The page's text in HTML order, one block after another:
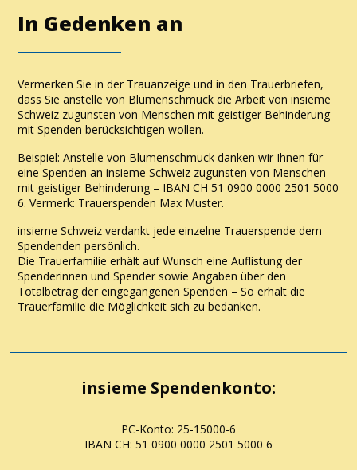
In Gedenken an
Vermerken Sie in der Trauanzeige und in den Trauerbriefen,
dass Sie anstelle von Blumenschmuck die Arbeit von insieme
Schweiz zugunsten von Menschen mit geistiger Behinderung
mit Spenden berücksichtigen wollen.
Beispiel: Anstelle von Blumenschmuck danken wir Ihnen für
eine Spenden an insieme Schweiz zugunsten von Menschen
mit geistiger Behinderung – IBAN CH 51 0900 0000 2501 5000
6. Vermerk: Trauerspenden Max Muster.
insieme Schweiz verdankt jede einzelne Trauerspende dem
Spendenden persönlich.
Die Trauerfamilie erhält auf Wunsch eine Auflistung der
Spenderinnen und Spender sowie Angaben über den
Totalbetrag der eingegangenen Spenden – So erhält die
Trauerfamilie die Möglichkeit sich zu bedanken.
insieme Spendenkonto:
PC-Konto: 25-15000-6
IBAN CH: 51 0900 0000 2501 5000 6